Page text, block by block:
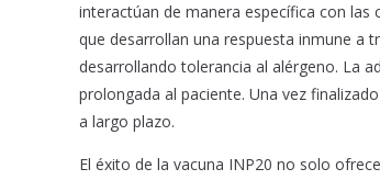
interactúan de manera específica con las
que desarrollan una respuesta inmune a
desarrollando tolerancia al alérgeno. La
prolongada al paciente. Una vez
a largo plazo.
El éxito de la vacuna INP20 no solo